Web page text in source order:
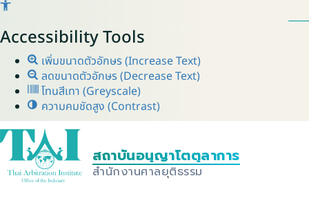
Accessibility Tools
เพิ่มขนาดตัวอักษร (Increase Text)
ลดขนาดตัวอักษร (Decrease Text)
โทนสีเทา (Greyscale)
ความคมชัดสูง (Contrast)